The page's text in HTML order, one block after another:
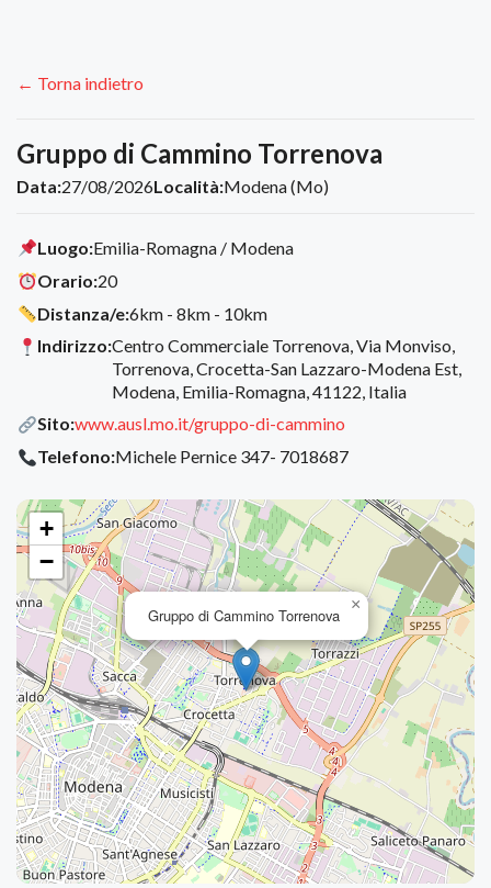
← Torna indietro
Gruppo di Cammino Torrenova
Data:27/08/2026Località:Modena (Mo)
Luogo:Emilia-Romagna / Modena
Orario:20
Distanza/e:6km - 8km - 10km
Indirizzo:Centro Commerciale Torrenova, Via Monviso,
Torrenova, Crocetta-San Lazzaro-Modena Est,
Modena, Emilia-Romagna, 41122, Italia
Sito:www.ausl.mo.it/gruppo-di-cammino
Telefono:Michele Pernice 347- 7018687
Gruppo di Cammino Torrenova
×
+
−